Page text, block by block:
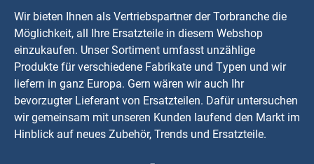
Wir bieten Ihnen als Vertriebspartner der Torbranche die
Möglichkeit, all Ihre Ersatzteile in diesem Webshop
einzukaufen. Unser Sortiment umfasst unzählige
Produkte für verschiedene Fabrikate und Typen und wir
liefern in ganz Europa. Gern wären wir auch Ihr
bevorzugter Lieferant von Ersatzteilen. Dafür untersuchen
wir gemeinsam mit unseren Kunden laufend den Markt im
Hinblick auf neues Zubehör, Trends und Ersatzteile.